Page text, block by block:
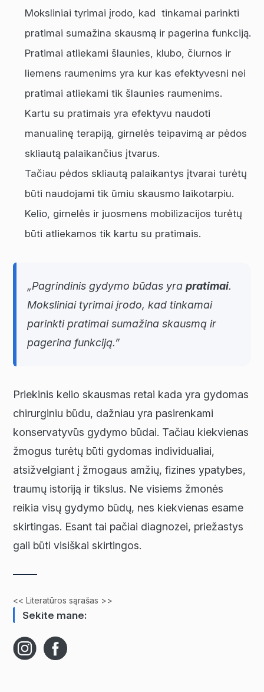
Moksliniai tyrimai įrodo, kad tinkamai parinkti
pratimai sumažina skausmą ir pagerina funkciją.
Pratimai atliekami šlaunies, klubo, čiurnos ir
liemens raumenims yra kur kas efektyvesni nei
pratimai atliekami tik šlaunies raumenims.
Kartu su pratimais yra efektyvu naudoti
manualinę terapiją, girnelės teipavimą ar pėdos
skliautą palaikančius įtvarus.
Tačiau pėdos skliautą palaikantys įtvarai turėtų
būti naudojami tik ūmiu skausmo laikotarpiu.
Kelio, girnelės ir juosmens mobilizacijos turėtų
būti atliekamos tik kartu su pratimais.
„Pagrindinis gydymo būdas yrapratimai.
Moksliniai tyrimai įrodo, kad tinkamai
parinkti pratimai sumažina skausmą ir
pagerina funkciją.”
Priekinis kelio skausmas retai kada yra gydomas
chirurginiu būdu, dažniau yra pasirenkami
konservatyvūs gydymo būdai. Tačiau kiekvienas
žmogus turėtų būti gydomas individualiai,
atsižvelgiant į žmogaus amžių, fizines ypatybes,
traumų istoriją ir tikslus. Ne visiems žmonės
reikia visų gydymo būdų, nes kiekvienas esame
skirtingas. Esant tai pačiai diagnozei, priežastys
gali būti visiškai skirtingos.
<< Literatūros sąrašas >>
Sekite mane: